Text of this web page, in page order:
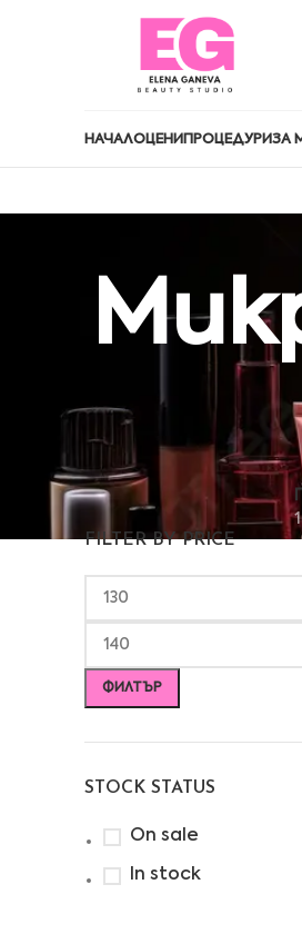
НАЧАЛОЦЕНИ ПРОЦЕДУРИЗА
FILTER BY PRICE
ФИЛТЪР
STOCK STATUS
On sale
In stock